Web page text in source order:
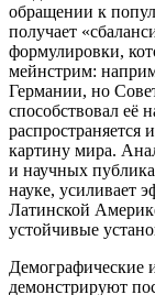
обращении к
получает
формулировки,
мейнстрим:
Германии, но
способствовал её
распространяется
картину мира.
и научных
науке, усиливает
Латинской
устойчивые
Демографические
демонстрируют